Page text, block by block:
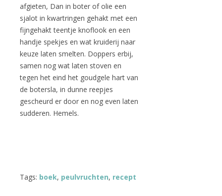
afgieten, Dan in boter of olie een
sjalot in kwartringen gehakt met een
fijngehakt teentje knoflook en een
handje spekjes en wat kruiderij naar
keuze laten smelten. Doppers erbij,
samen nog wat laten stoven en
tegen het eind het goudgele hart van
de botersla, in dunne reepjes
gescheurd er door en nog even laten
sudderen. Hemels.
Tags: boek, peulvruchten, recept